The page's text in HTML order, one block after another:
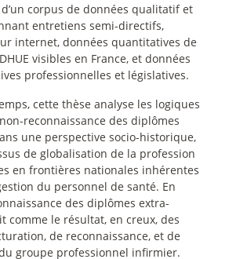
corpus de données qualitatif et
entretiens semi-directifs,
internet, données quantitatives de
visibles en France, et données
professionnelles et législatives.
cette thèse analyse les logiques
reconnaissance des diplômes
une perspective socio-historique,
de globalisation de la profession
en frontières nationales inhérentes
du personnel de santé. En
des diplômes extra-
comme le résultat, en creux, des
de reconnaissance, et de
groupe professionnel infirmier.